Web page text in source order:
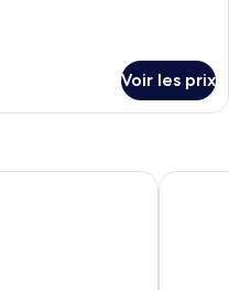
Voir les prix
SSAW